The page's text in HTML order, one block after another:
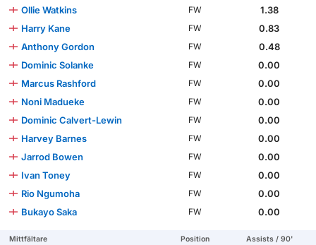
Ollie Watkins FW
1.38
Harry Kane
FW
0.83
Anthony Gordon
FW
0.48
Dominic Solanke
FW
0.00
Marcus Rashford
FW
0.00
Noni Madueke
FW
0.00
Dominic Calvert-Lewin
FW
0.00
Harvey Barnes
FW
0.00
Jarrod Bowen
FW
0.00
Ivan Toney
FW
0.00
Rio Ngumoha
FW
0.00
Bukayo Saka
FW 0.00
Mittfältare Position Assists / 90'